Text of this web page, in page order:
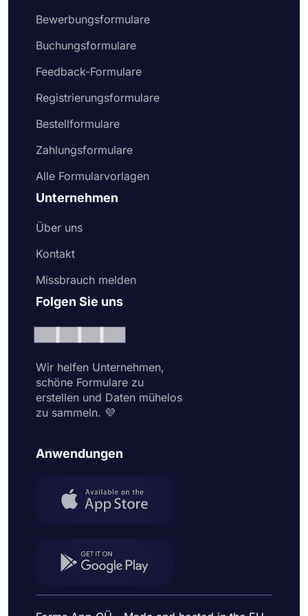
Bewerbungsformulare
Buchungsformulare
Feedback-Formulare
Registrierungsformulare
Bestellformulare
Zahlungsformulare
Alle Formularvorlagen
Unternehmen
Über uns
Kontakt
Missbrauch melden
Folgen Sie uns
Wir helfen Unternehmen,
schöne Formulare zu
erstellen und Daten mühelos
zu sammeln. 💜
Anwendungen